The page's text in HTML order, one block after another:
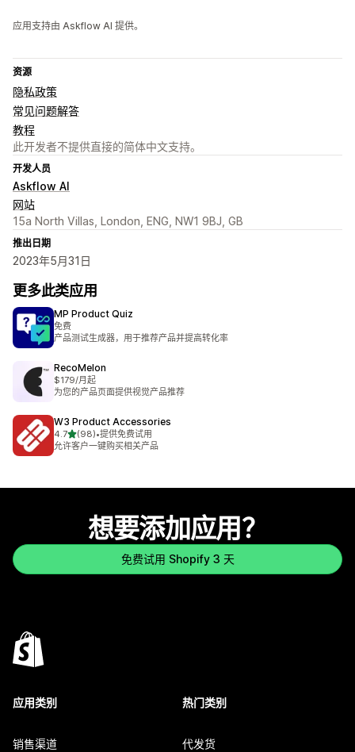
应用支持由 Askflow AI 提供。
资源
隐私政策
常见问题解答
教程
此开发者不提供直接的简体中文支持。
开发人员
Askflow AI
网站
15a North Villas, London, ENG, NW1 9BJ, GB
推出日期
2023年5月31日
更多此类应用
MP Product Quiz
免费
产品测试生成器，用于推荐产品并提高转化率
RecoMelon
$179/月起
为您的产品页面提供视觉产品推荐
W3 Product Accessories
4.7星（满分 5 星）
(98)
总共 98 条评论
•提供免费试用
允许客户一键购买相关产品
想要添加应用？
免费试用 Shopify 3 天
应用类别
销售渠道
热门类别
代发货